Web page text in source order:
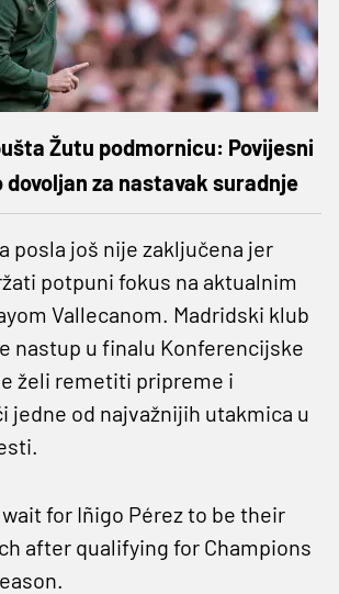
Žutu podmornicu: Povijesni
dovoljan za nastavak suradnje
posla još nije zaključena jer
potpuni fokus na aktualnim
Vallecanom. Madridski klub
nastup u finalu Konferencijske
želi remetiti pripreme i
jedne od najvažnijih utakmica u
for Iñigo Pérez to be their
after qualifying for Champions